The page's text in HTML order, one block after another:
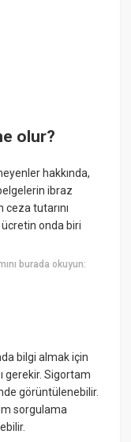
olur?
hakkında,
ibraz
tutarını
onda biri
burada okuyun:
bilgi almak için
gerekir. Sigortam
görüntülenebilir.
sorgulama